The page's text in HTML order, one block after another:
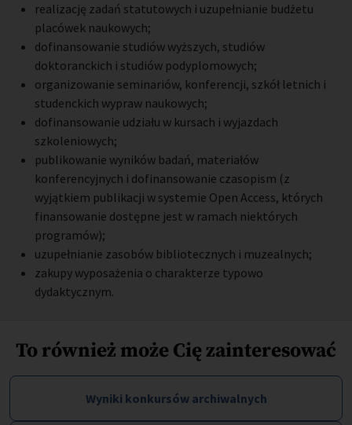
realizację zadań statutowych i uzupełnianie budżetu
placówek naukowych;
dofinansowanie studiów wyższych, studiów
doktoranckich i studiów podyplomowych;
organizowanie seminariów, konferencji, szkół letnich i
studenckich wypraw naukowych;
dofinansowanie udziału w kursach i wyjazdach
szkoleniowych;
publikowanie wyników badań, materiałów
konferencyjnych i dofinansowanie czasopism (z
wyjątkiem publikacji w systemie Open Access, których
finansowanie dostępne jest w ramach niektórych
programów);
uzupełnianie zasobów bibliotecznych i muzealnych;
zakupy wyposażenia o charakterze typowo
dydaktycznym.
To również może Cię zainteresować
Wyniki konkursów archiwalnych